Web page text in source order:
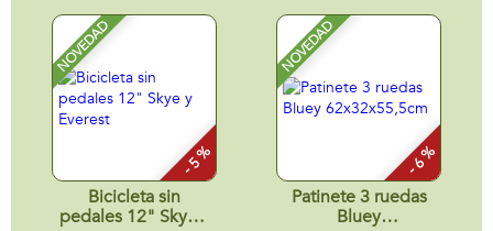
con luces y sonidos
- Modelos surtidos
NOVEDAD
- 5 %
Bicicleta sin
pedales 12" Skye y
NOVEDAD
- 6 %
Patinete 3 ruedas
Bluey